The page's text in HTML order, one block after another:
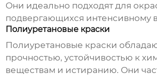
Они идеально подходят для
подвергающихся интенсивному
Полиуретановые краски
Полиуретановые краски
прочностью, устойчивостью к
веществам и истиранию. Они